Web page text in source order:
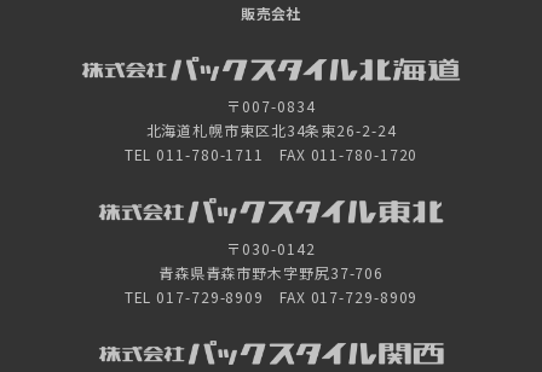
販売会社
〒007-0834
北海道札幌市東区北34条東26-2-24
TEL 011-780-1711 FAX 011-780-1720
〒030-0142
青森県青森市野木字野尻37-706
TEL 017-729-8909 FAX 017-729-8909